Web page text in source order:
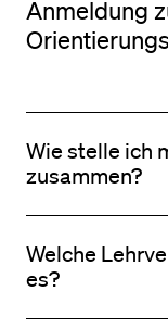
Anmeldung
Wie stelle ich
zusammen?
Welche
es?
Bibliothek
Sportangebot
Anmeldung